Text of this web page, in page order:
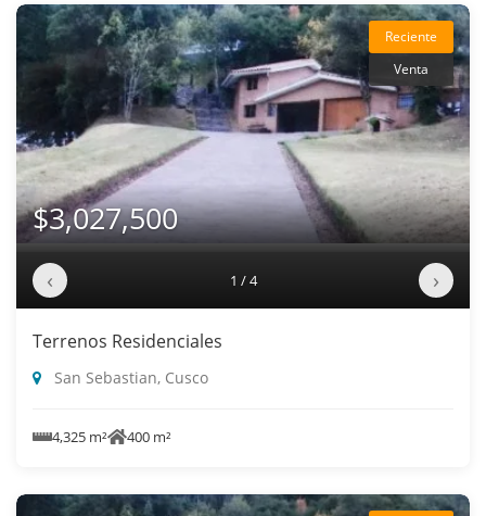
Reciente
Venta
$3,027,500
‹ 1 / 4 ›
Terrenos Residenciales
San Sebastian, Cusco
4,325 m² 400 m²